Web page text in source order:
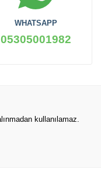
WHATSAPP
05305001982
kullanılamaz.